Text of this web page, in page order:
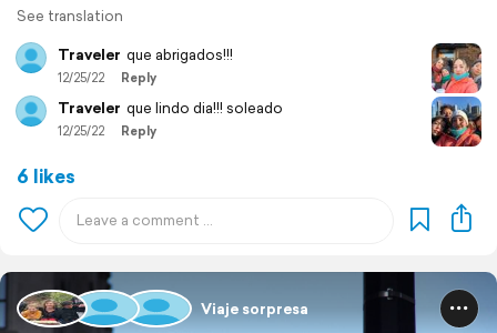
See translation
Traveler que abrigados!!!
12/25/22 Reply
Traveler que lindo dia!!! soleado
12/25/22 Reply
6 likes
Viaje sorpresa